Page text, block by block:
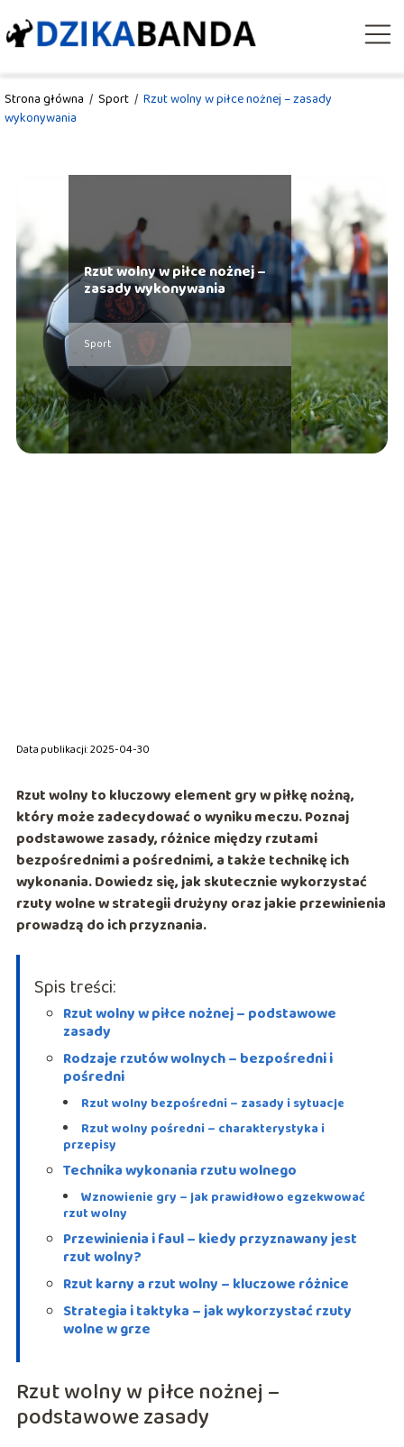
Strona główna / Sport / Rzut wolny w piłce nożnej – zasady
wykonywania
Rzut wolny w piłce nożnej –
zasady wykonywania
Sport
Data publikacji: 2025-04-30
Rzut wolny to kluczowy element gry w piłkę nożną,
który może zadecydować o wyniku meczu. Poznaj
podstawowe zasady, różnice między rzutami
bezpośrednimi a pośrednimi, a także technikę ich
wykonania. Dowiedz się, jak skutecznie wykorzystać
rzuty wolne w strategii drużyny oraz jakie przewinienia
prowadzą do ich przyznania.
Spis treści:
Rzut wolny w piłce nożnej – podstawowe
zasady
Rodzaje rzutów wolnych – bezpośredni i
pośredni
Rzut wolny bezpośredni – zasady i sytuacje
Rzut wolny pośredni – charakterystyka i
przepisy
Technika wykonania rzutu wolnego
Wznowienie gry – jak prawidłowo egzekwować
rzut wolny
Przewinienia i faul – kiedy przyznawany jest
rzut wolny?
Rzut karny a rzut wolny – kluczowe różnice
Strategia i taktyka – jak wykorzystać rzuty
wolne w grze
Rzut wolny w piłce nożnej –
podstawowe zasady